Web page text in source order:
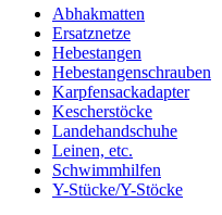
Abhakmatten
Ersatznetze
Hebestangen
Hebestangenschrauben
Karpfensackadapter
Kescherstöcke
Landehandschuhe
Leinen, etc.
Schwimmhilfen
Y-Stücke/Y-Stöcke